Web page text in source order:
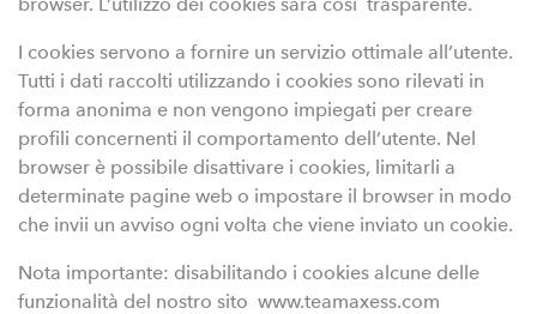
I cookies servono a fornire un servizio ottimale all’utente.
Tutti i dati raccolti utilizzando i cookies sono rilevati in
forma anonima e non vengono impiegati per creare
profili concernenti il comportamento dell’utente. Nel
browser è possibile disattivare i cookies, limitarli a
determinate pagine web o impostare il browser in modo
che invii un avviso ogni volta che viene inviato un cookie.
Nota importante: disabilitando i cookies alcune delle
funzionalità del nostro sito www.teamaxess.com